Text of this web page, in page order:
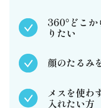
360°どこか
りたい
顔のたるみ
メスを使わ
入れたい方